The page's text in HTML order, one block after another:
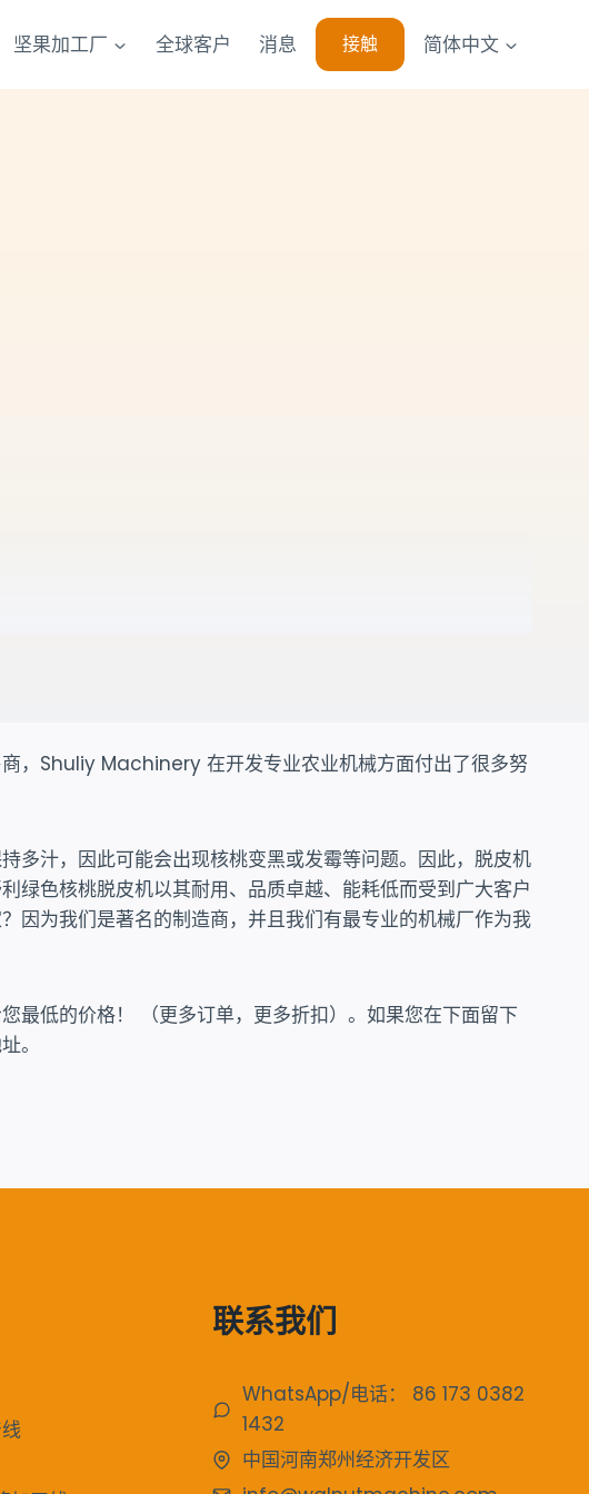
坚果加工厂 全球客户 消息 接触 简体中文
，Shuliy Machinery 在开发专业农业机械方面付出了很多努
多汁，因此可能会出现核桃变黑或发霉等问题。因此，脱皮机
绿色核桃脱皮机以其耐用、品质卓越、能耗低而受到广大客户
因为我们是著名的制造商，并且我们有最专业的机械厂作为我
最低的价格！ （更多订单，更多折扣）。如果您在下面留下
。
联系我们
WhatsApp/电话： 86 173 0382
1432
中国河南郑州经济开发区